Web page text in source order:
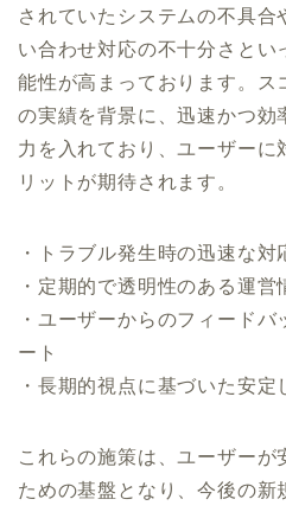
されていたシステムの不具合
い合わせ対応の不十分さとい
能性が高まっております。ス
の実績を背景に、迅速かつ効
力を入れており、ユーザーに
リットが期待されます。
・トラブル発生時の迅速な対
・定期的で透明性のある運営
・ユーザーからのフィード
ート
・長期的視点に基づいた安定
これらの施策は、ユーザーが
ための基盤となり、今後の新